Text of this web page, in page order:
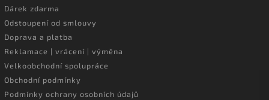
Dárek zdarma
Odstoupení od smlouvy
Doprava a platba
Reklamace | vrácení | výměna
Velkoobchodní spolupráce
Obchodní podmínky
Podmínky ochrany osobních údajů